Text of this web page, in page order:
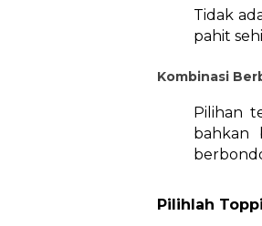
Tidak
pahit
Kombinasi
Pilihan
bahkan
Pilihlah